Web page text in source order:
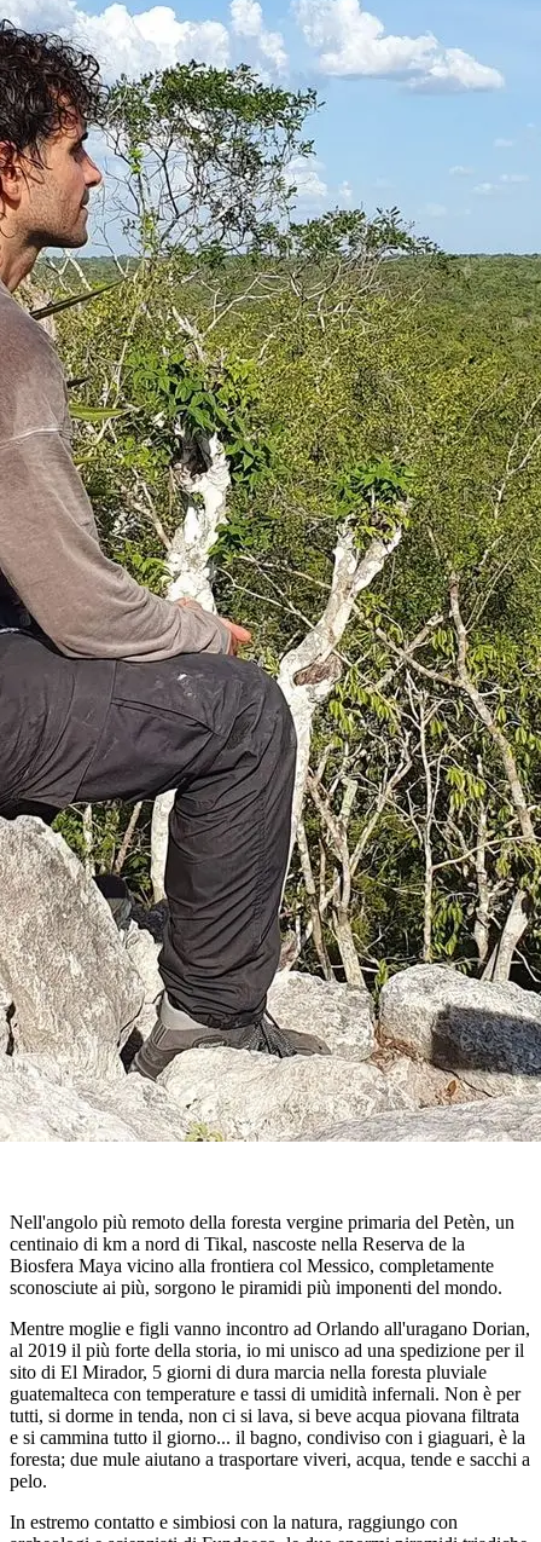
Nell'angolo più remoto della foresta vergine primaria del Petèn, un
centinaio di km a nord di Tikal, nascoste nella Reserva de la
Biosfera Maya vicino alla frontiera col Messico, completamente
sconosciute ai più, sorgono le piramidi più imponenti del mondo.
Mentre moglie e figli vanno incontro ad Orlando all'uragano Dorian,
al 2019 il più forte della storia, io mi unisco ad una spedizione per il
sito di El Mirador, 5 giorni di dura marcia nella foresta pluviale
guatemalteca con temperature e tassi di umidità infernali. Non è per
tutti, si dorme in tenda, non ci si lava, si beve acqua piovana filtrata
e si cammina tutto il giorno... il bagno, condiviso con i giaguari, è la
foresta; due mule aiutano a trasportare viveri, acqua, tende e sacchi a
pelo.
In estremo contatto e simbiosi con la natura, raggiungo con